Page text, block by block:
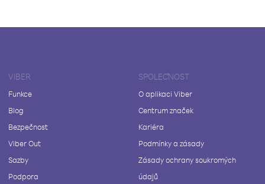
VIBER
Funkce
Blog
Bezpečnost
Viber Out
Sazby
Podpora
SPOLEČNOST
O aplikaci Viber
Centrum značek
Kariéra
Podmínky a zásady
Zásady ochrany soukromých
údajů